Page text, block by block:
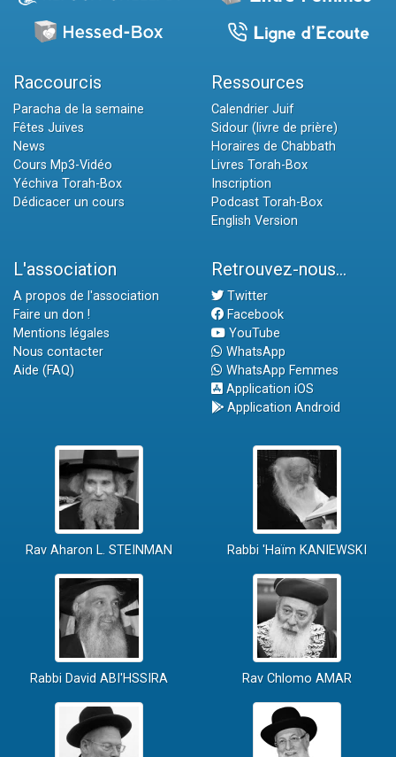
Raccourcis
Paracha de la semaine
Fêtes Juives
News
Cours Mp3-Vidéo
Yéchiva Torah-Box
Dédicacer un cours
Ressources
Calendrier Juif
Sidour (livre de prière)
Horaires de Chabbath
Livres Torah-Box
Inscription
Podcast Torah-Box
English Version
L'association
A propos de l'association
Faire un don !
Mentions légales
Nous contacter
Aide (FAQ)
Retrouvez-nous...
Twitter
Facebook
YouTube
WhatsApp
WhatsApp Femmes
Application iOS
Application Android
Rav Aharon L. STEINMAN Rabbi 'Haïm KANIEWSKI
Rabbi David ABI'HSSIRA Rav Chlomo AMAR